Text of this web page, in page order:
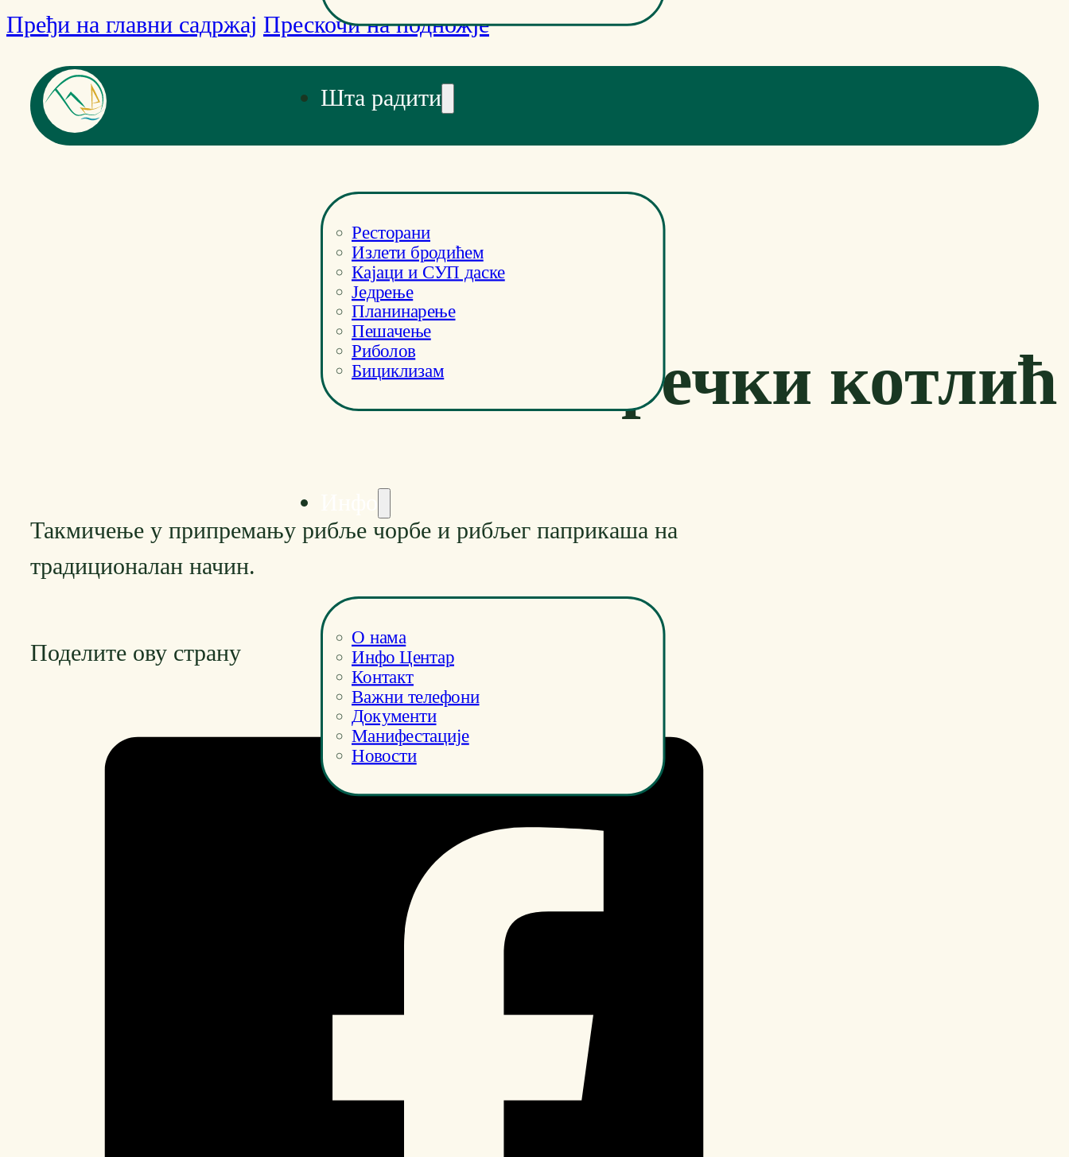
Пређи на главни садржај Прескочи на подножје
Шта радити
Ресторани
Излети бродићем
Кајаци и СУП даске
Једрење
Планинарење
Пешачење
Риболов
Бициклизам
О нама
Инфо Центар
Контакт
Важни телефони
Документи
Манифестације
Новости
Поречки котлић
Такмичење у припремању рибље чорбе и рибљег паприкаша на
традиционалан начин.
Поделите ову страну